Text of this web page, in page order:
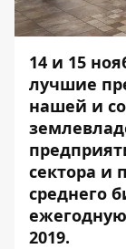
14 и 15
лучшие
нашей и
сектора и
среднего
2019.